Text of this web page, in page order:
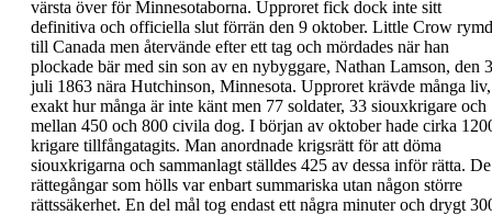
värsta över förMinnesotaborna. Upproret fick dock inte sitt
definitiva och officiella slut förrän den 9 oktober. Little Crow
till Canada men återvände efter ett tag och mördades när han
plockade bärmed sin son av en nybyggare, Nathan Lamson, den 3
juli 1863 nära Hutchinson, Minnesota. Upproret krävde många liv,
exakt hur många är inte känt men 77 soldater, 33 siouxkrigare och
mellan 450 och 800 civila dog. I början av oktober hade cirka
krigare tillfångatagits. Man anordnade krigsrätt för att döma
siouxkrigarna och sammanlagt ställdes 425 av dessa inför rätta. De
rättegångar som hölls var enbart summariska utan någon större
rättssäkerhet. En del mål tog endast ett några minuter och drygt